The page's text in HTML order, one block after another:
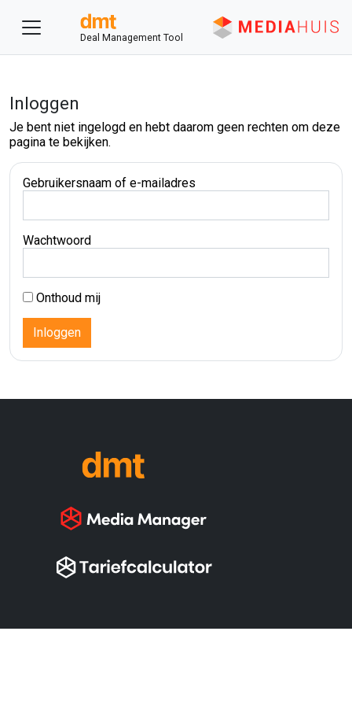
Deal Management Tool
Inloggen
Je bent niet ingelogd en hebt daarom geen rechten om deze
pagina te bekijken.
Gebruikersnaam of e-mailadres
Wachtwoord
Onthoud mij